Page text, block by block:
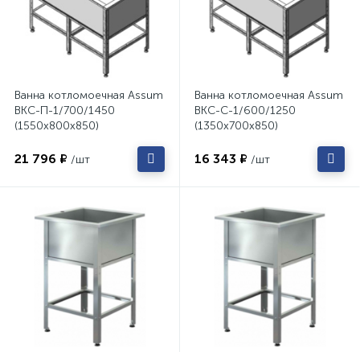
Ванна котломоечная Assum
ВКС-П-1/700/1450
(1550х800х850)
21 796 ₽ /шт
Ванна котломоечная Assum
ВКС-С-1/600/1250
(1350х700х850)
16 343 ₽ /шт